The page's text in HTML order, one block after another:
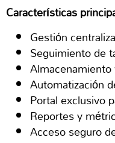
Características
Gestión
Seguimiento de
Automatización
Portal exclusivo
Reportes y
Acceso seguro